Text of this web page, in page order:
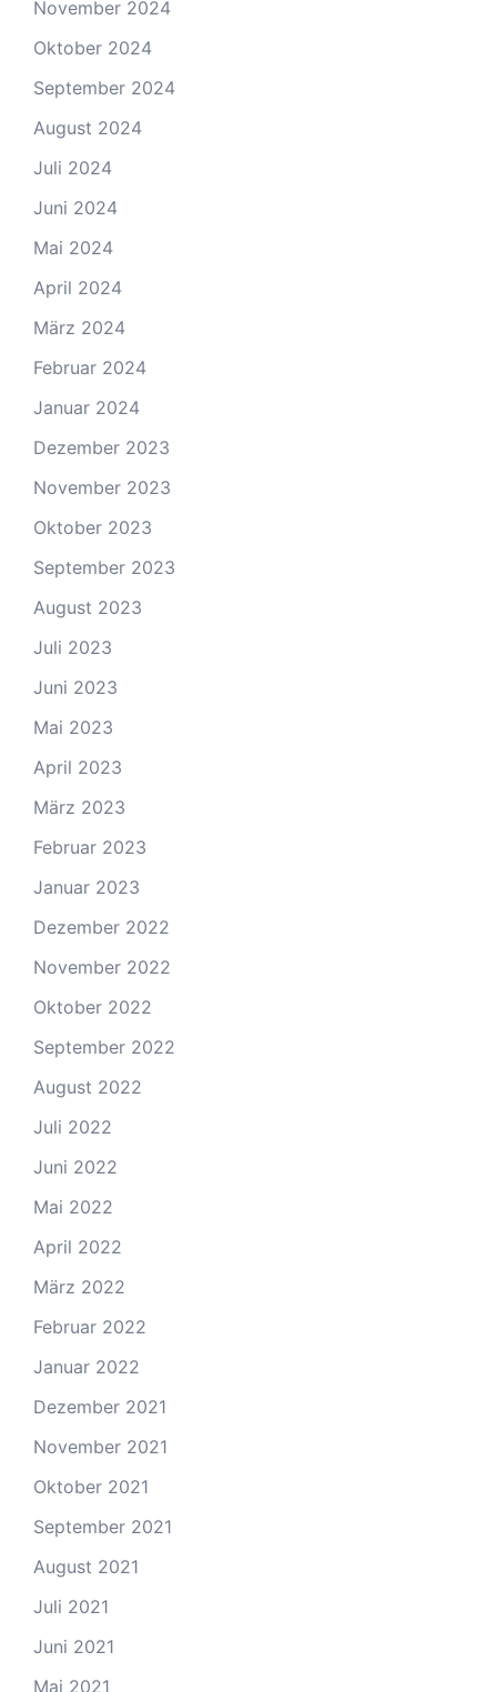
November 2024
Oktober 2024
September 2024
August 2024
Juli 2024
Juni 2024
Mai 2024
April 2024
März 2024
Februar 2024
Januar 2024
Dezember 2023
November 2023
Oktober 2023
September 2023
August 2023
Juli 2023
Juni 2023
Mai 2023
April 2023
März 2023
Februar 2023
Januar 2023
Dezember 2022
November 2022
Oktober 2022
September 2022
August 2022
Juli 2022
Juni 2022
Mai 2022
April 2022
März 2022
Februar 2022
Januar 2022
Dezember 2021
November 2021
Oktober 2021
September 2021
August 2021
Juli 2021
Juni 2021
Mai 2021